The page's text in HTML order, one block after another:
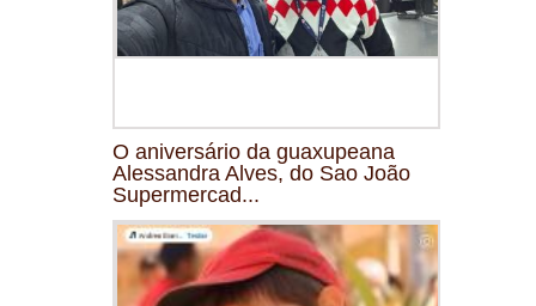
O aniversário da guaxupeana
Alessandra Alves, do Sao João
Supermercad...